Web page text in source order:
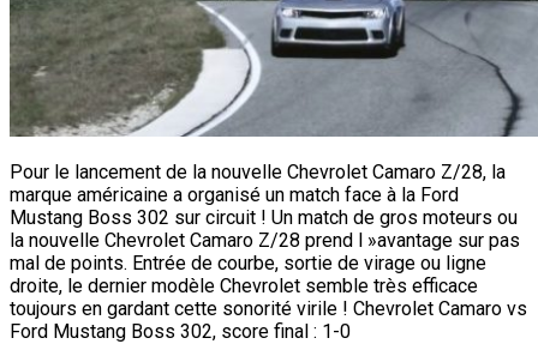
Pour le lancement de la nouvelle Chevrolet Camaro Z/28, la
marque américaine a organisé un match face à la Ford
Mustang Boss 302 sur circuit ! Un match de gros moteurs ou
la nouvelle Chevrolet Camaro Z/28 prend l »avantage sur pas
mal de points. Entrée de courbe, sortie de virage ou ligne
droite, le dernier modèle Chevrolet semble très efficace
toujours en gardant cette sonorité virile ! Chevrolet Camaro vs
Ford Mustang Boss 302, score final : 1-0